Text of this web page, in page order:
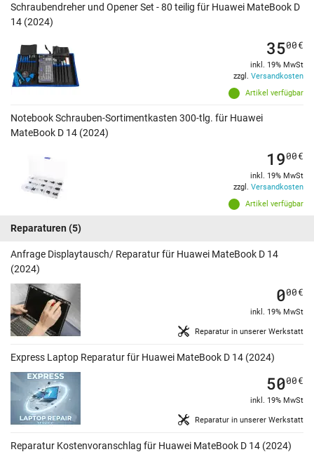
Schraubendreher und Opener Set - 80 teilig für Huawei MateBook D
14 (2024)
Artikel verfügbar
3500€
inkl. 19% MwSt
zzgl. Versandkosten
Notebook Schrauben-Sortimentkasten 300-tlg. für Huawei
MateBook D 14 (2024)
Artikel verfügbar
1900€
inkl. 19% MwSt
zzgl. Versandkosten
Reparaturen (5)
Anfrage Displaytausch/ Reparatur für Huawei MateBook D 14
(2024)
Reparatur in unserer Werkstatt
000€
inkl. 19% MwSt
Express Laptop Reparatur für Huawei MateBook D 14 (2024)
Reparatur in unserer Werkstatt
5000€
inkl. 19% MwSt
Reparatur Kostenvoranschlag für Huawei MateBook D 14 (2024)